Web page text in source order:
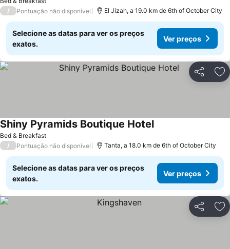
/
Pontuação não disponível El Jizah, a 19.0 km de 6th of October City
Selecione as datas para ver os preços
exatos.
Ver preços
Partilhar
Bed & Breakfast
Shiny Pyramids Boutique Hotel
/ Pontuação não disponível Tanta, a 18.0 km de 6th of October City
Selecione as datas para ver os preços
exatos.
Ver preços
Partilhar